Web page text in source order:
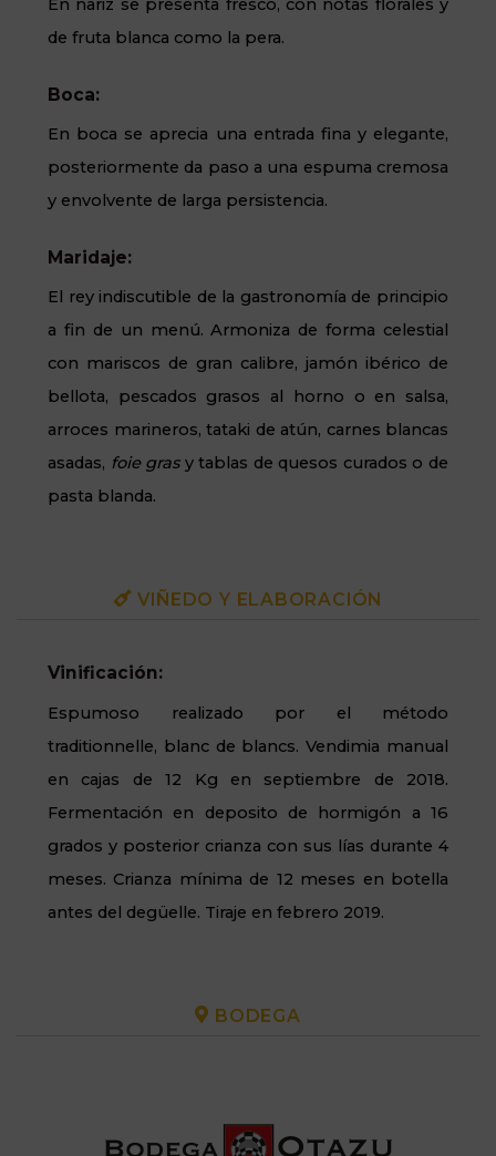
En nariz se presenta fresco, con notas florales y
de fruta blanca como la pera.
Boca:
En boca se aprecia una entrada fina y elegante,
posteriormente da paso a una espuma cremosa
y envolvente de larga persistencia.
Maridaje:
El rey indiscutible de la gastronomía de principio
a fin de un menú. Armoniza de forma celestial
con mariscos de gran calibre, jamón ibérico de
bellota, pescados grasos al horno o en salsa,
arroces marineros, tataki de atún, carnes blancas
asadas, foie grasy tablas de quesos curados o de
pasta blanda.
VIÑEDO Y ELABORACIÓN
Vinificación:
Espumoso realizado por el método
traditionnelle, blanc de blancs. Vendimia manual
en cajas de 12 Kg en septiembre de 2018.
Fermentación en deposito de hormigón a 16
grados y posterior crianza con sus lías durante 4
meses. Crianza mínima de 12 meses en botella
antes del degüelle. Tiraje en febrero 2019.
BODEGA